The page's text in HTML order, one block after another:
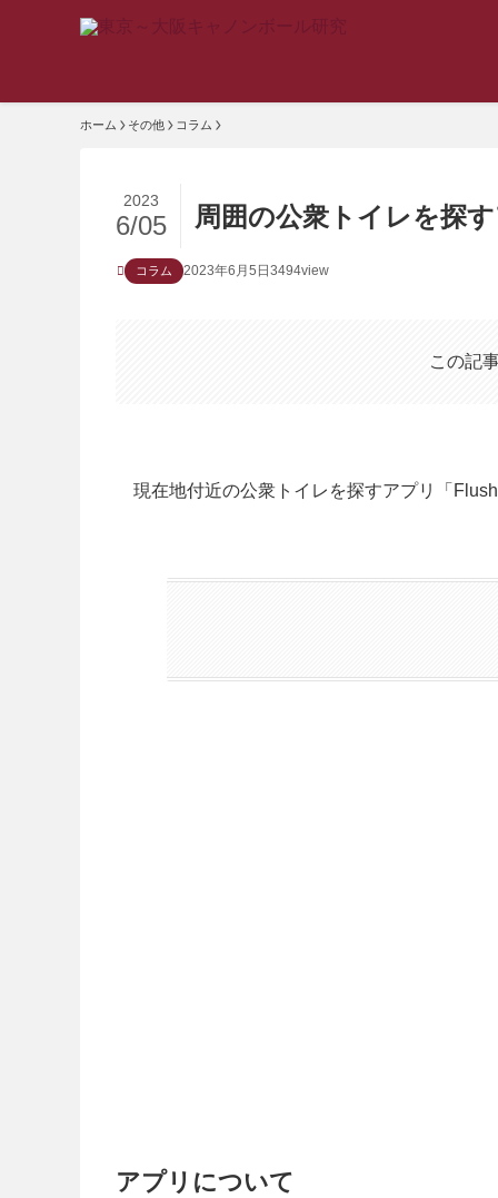
ホーム その他 コラム
周囲の公衆トイレを探
2023
6/05
コラム 2023年6月5日 3494view
この記
現在地付近の公衆トイレを探すアプリ「
アプリについて